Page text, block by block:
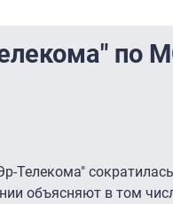
по
Телекома"
объясняют в том